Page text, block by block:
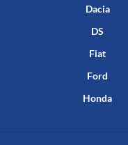
Dacia
DS
Fiat
Ford
Honda